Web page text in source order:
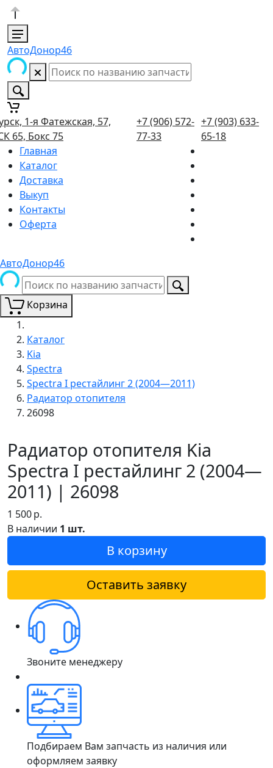
АвтоДонор46
1-я Фатежская, 57,
65, Бокс 75
+7 (906) 572-
77-33
+7 (903) 633-
65-18
Главная
Каталог
Доставка
Выкуп
Контакты
Оферта
АвтоДонор46
Корзина
Каталог
Kia
Spectra
Spectra I рестайлинг 2 (2004—2011)
Радиатор отопителя
26098
Радиатор отопителя Kia
Spectra I рестайлинг 2 (2004—
2011) | 26098
1 500р.
В наличии 1 шт.
В корзину
Оставить заявку
Звоните менеджеру
Подбираем Вам запчасть из наличия или
оформляем заявку